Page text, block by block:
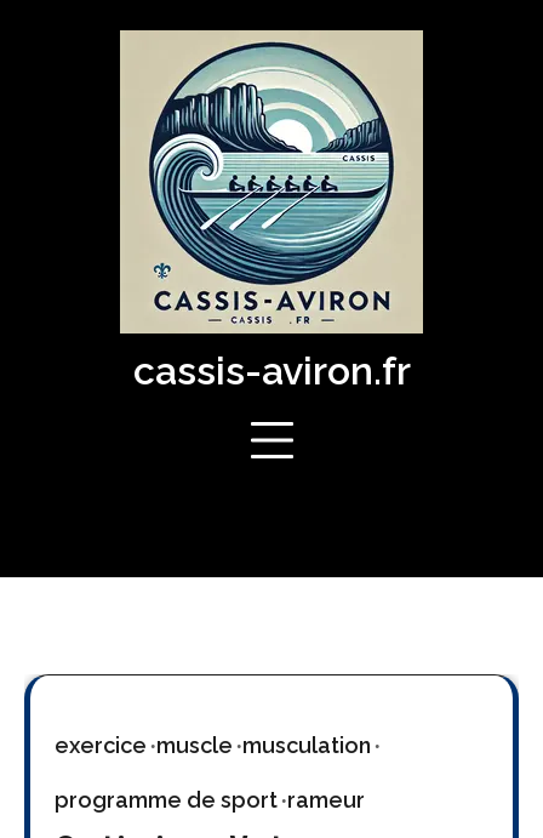
cassis-aviron.fr
exercice muscle musculation
programme de sport rameur